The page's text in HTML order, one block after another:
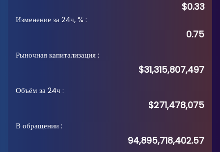
$0.33
Изменение за 24ч, % :
0.75
Рыночная капитализация:
$31,315,807,497
Объём за 24ч :
$271,478,075
В обращении:
94,895,718,402.57